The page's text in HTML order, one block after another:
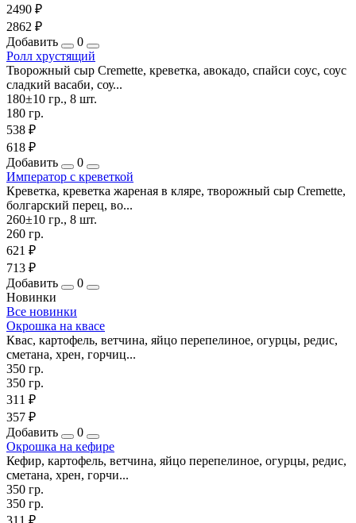
2490 ₽
2862 ₽
Добавить
0
Ролл хрустящий
Творожный сыр Cremette, креветка, авокадо, спайси соус, соус
сладкий васаби, соу...
180±10 гр., 8 шт.
180 гр.
538 ₽
618 ₽
Добавить
0
Император с креветкой
Креветка, креветка жареная в кляре, творожный сыр Cremette,
болгарский перец, во...
260±10 гр., 8 шт.
260 гр.
621 ₽
713 ₽
Добавить
0
Новинки
Все новинки
Окрошка на квасе
Квас, картофель, ветчина, яйцо перепелиное, огурцы, редис,
сметана, хрен, горчиц...
350 гр.
350 гр.
311 ₽
357 ₽
Добавить
0
Окрошка на кефире
Кефир, картофель, ветчина, яйцо перепелиное, огурцы, редис,
сметана, хрен, горчи...
350 гр.
350 гр.
311 ₽